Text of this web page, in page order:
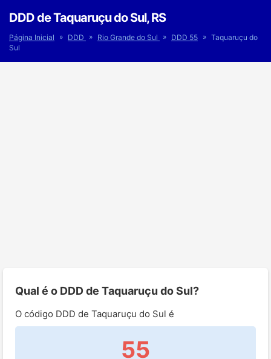
DDD de Taquaruçu do Sul, RS
Página Inicial » DDD » Rio Grande do Sul » DDD 55 » Taquaruçu do
Sul
Qual é o DDD de Taquaruçu do Sul?
O código DDD de Taquaruçu do Sul é
55